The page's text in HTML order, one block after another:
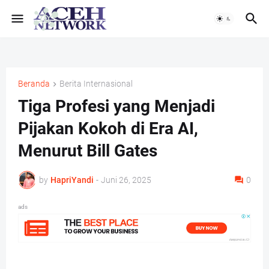
Beranda Berita Internasional
Tiga Profesi yang Menjadi
Pijakan Kokoh di Era AI,
Menurut Bill Gates
by HapriYandi - Juni 26, 2025 0
ads